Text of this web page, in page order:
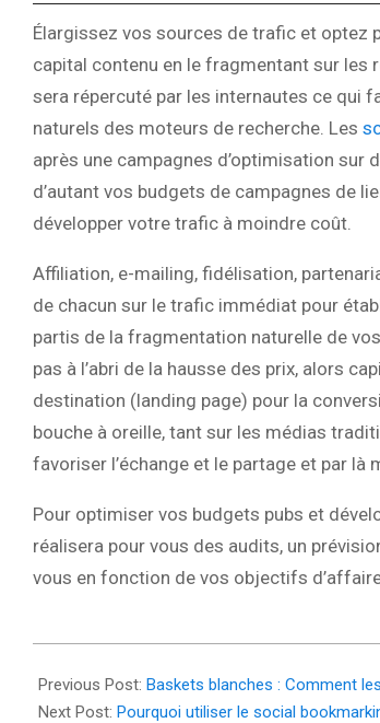
Élargissez vos sources de trafic et optez
capital contenu en le fragmentant sur les
sera répercuté par les internautes ce qui
naturels des moteurs de recherche. Les
après une campagnes d’optimisation
d’autant vos budgets de campagnes de
développer votre trafic à moindre coût.
Affiliation, e-mailing, fidélisation,
de chacun sur le trafic immédiat pour
partis de la fragmentation naturelle de
pas à l’abri de la hausse des prix, alors
destination (landing page) pour la
bouche à oreille, tant sur les médias
favoriser l’échange et le partage et par là
Pour optimiser vos budgets pubs et
réalisera pour vous des audits, un
vous en fonction de vos objectifs
07-
11
Previous Post: Baskets blanches : Comment
Next Post: Pourquoi utiliser le social